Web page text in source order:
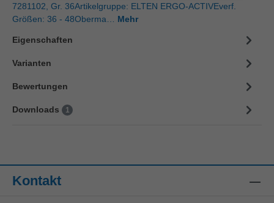
7281102, Gr. 36Artikelgruppe: ELTEN ERGO-ACTIVEverf.
Größen: 36 - 48Oberma… Mehr
Eigenschaften
Varianten
Bewertungen
Downloads 1
Kontakt